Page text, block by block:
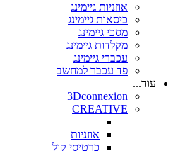
אוזניות גיימינג
כיסאות גיימינג
מסכי גיימינג
מקלדות גיימינג
עכברי גיימינג
פד עכבר למחשב
עוד...
3Dconnexion
CREATIVE
אוזניות
כרטיסי קול